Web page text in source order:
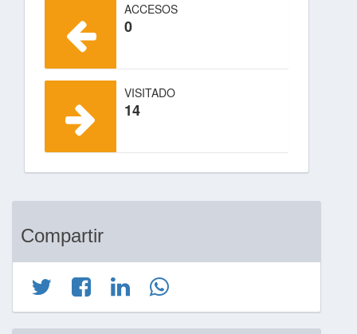
ACCESOS
0
VISITADO
14
Compartir